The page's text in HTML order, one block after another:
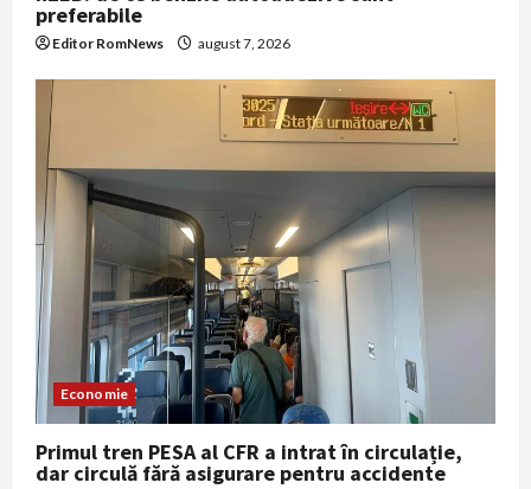
preferabile
Editor RomNews august 7, 2026
Economie
Primul tren PESA al CFR a intrat în circulație,
dar circulă fără asigurare pentru accidente